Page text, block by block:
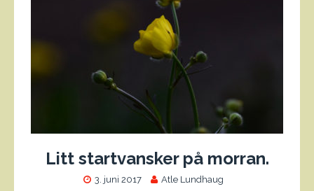
Litt startvansker på morran.
3. juni 2017 Atle Lundhaug